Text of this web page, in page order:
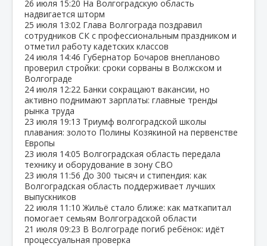
26 июля 15:20 На Волгоградскую область
надвигается шторм
25 июля 13:02 Глава Волгограда поздравил
сотрудников СК с профессиональным праздником и
отметил работу кадетских классов
24 июля 14:46 Губернатор Бочаров внепланово
проверил стройки: сроки сорваны в Волжском и
Волгограде
24 июля 12:22 Банки сокращают вакансии, но
активно поднимают зарплаты: главные тренды
рынка труда
23 июля 19:13 Триумф волгоградской школы
плавания: золото Полины Козякиной на первенстве
Европы
23 июля 14:05 Волгоградская область передала
технику и оборудование в зону СВО
23 июля 11:56 До 300 тысяч и стипендия: как
Волгоградская область поддерживает лучших
выпускников
22 июля 11:10 Жильё стало ближе: как маткапитал
помогает семьям Волгоградской области
21 июля 09:23 В Волгограде погиб ребёнок: идёт
процессуальная проверка